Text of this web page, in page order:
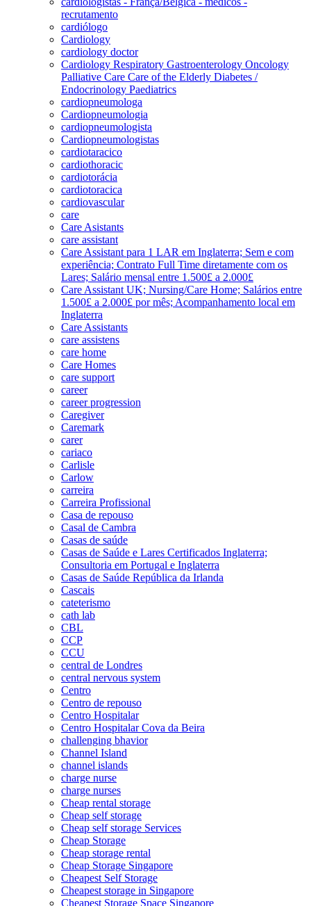
recrutamento
cardiólogo
Cardiology
cardiology doctor
Cardiology Respiratory Gastroenterology Oncology
Palliative Care Care of the Elderly Diabetes /
Endocrinology Paediatrics
cardiopneumologa
Cardiopneumologia
cardiopneumologista
Cardiopneumologistas
cardiotaracico
cardiothoracic
cardiotorácia
cardiotoracica
cardiovascular
care
Care Asistants
care assistant
Care Assistant para 1 LAR em Inglaterra; Sem e com
experiência; Contrato Full Time diretamente com os
Lares; Salário mensal entre 1.500£ a 2.000£
Care Assistant UK; Nursing/Care Home; Salários entre
1.500£ a 2.000£ por mês; Acompanhamento local em
Inglaterra
Care Assistants
care assistens
care home
Care Homes
care support
career
career progression
Caregiver
Caremark
carer
cariaco
Carlisle
Carlow
carreira
Carreira Profissional
Casa de repouso
Casal de Cambra
Casas de saúde
Casas de Saúde e Lares Certificados Inglaterra;
Consultoria em Portugal e Inglaterra
Casas de Saúde República da Irlanda
Cascais
cateterismo
cath lab
CBL
CCP
CCU
central de Londres
central nervous system
Centro
Centro de repouso
Centro Hospitalar
Centro Hospitalar Cova da Beira
challenging bhavior
Channel Island
channel islands
charge nurse
charge nurses
Cheap rental storage
Cheap self storage
Cheap self storage Services
Cheap Storage
Cheap storage rental
Cheap Storage Singapore
Cheapest Self Storage
Cheapest storage in Singapore
Cheapest Storage Space Singapore